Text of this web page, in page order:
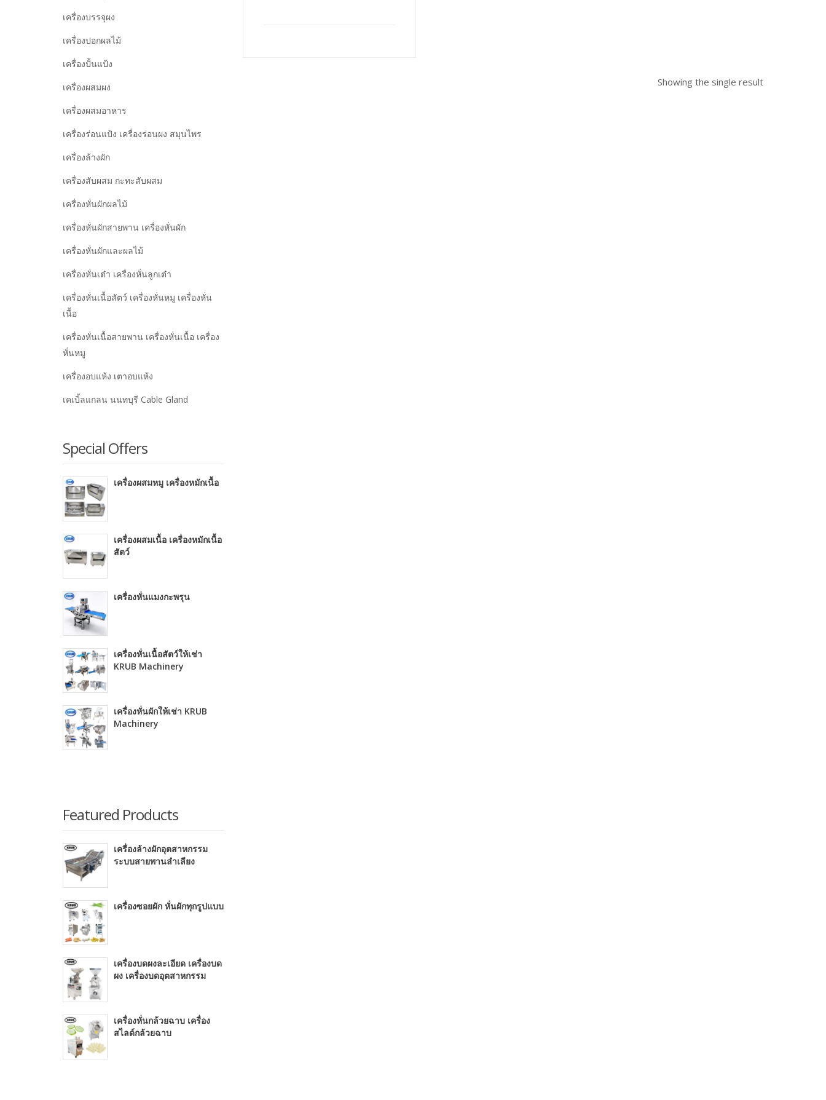
Showing the single result
เครื่องบรรจุผง
เครื่องปอกผลไม้
เครื่องปั้นแป้ง
เครื่องผสมผง
เครื่องผสมอาหาร
เครื่องร่อนแป้ง เครื่องร่อนผง สมุนไพร
เครื่องล้างผัก
เครื่องสับผสม กะทะสับผสม
เครื่องหั่นผักผลไม้
เครื่องหั่นผักสายพาน เครื่องหั่นผัก
เครื่องหั่นผักและผลไม้
เครื่องหั่นเต๋า เครื่องหั่นลูกเต๋า
เครื่องหั่นเนื้อสัตว์ เครื่องหั่นหมู เครื่องหั่น
เนื้อ
เครื่องหั่นเนื้อสายพาน เครื่องหั่นเนื้อ เครื่อง
หั่นหมู
เครื่องอบแห้ง เตาอบแห้ง
เคเบิ้ลแกลน นนทบุรี Cable Gland
Special Offers
เครื่องผสมหมู เครื่องหมักเนื้อ
เครื่องผสมเนื้อ เครื่องหมักเนื้อ
สัตว์
เครื่องหั่นแมงกะพรุน
เครื่องหั่นเนื้อสัตว์ให้เช่า
KRUB Machinery
เครื่องหั่นผักให้เช่า KRUB
Machinery
Featured Products
เครื่องล้างผักอุตสาหกรรม
ระบบสายพานลำเลียง
เครื่องซอยผัก หั่นผักทุกรูปแบบ
เครื่องบดผงละเอียด เครื่องบด
ผง เครื่องบดอุตสาหกรรม
เครื่องหั่นกล้วยฉาบ เครื่อง
สไลด์กล้วยฉาบ